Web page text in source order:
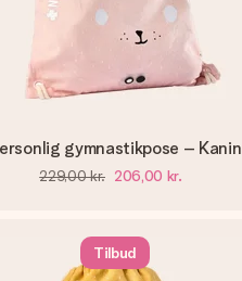
gymnastikpose – Kanin
229,00 kr. 206,00 kr.
Tilbud